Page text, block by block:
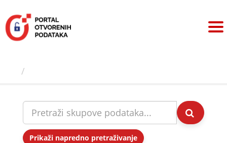
sadržaj
Prikaži napredno pretraživanje